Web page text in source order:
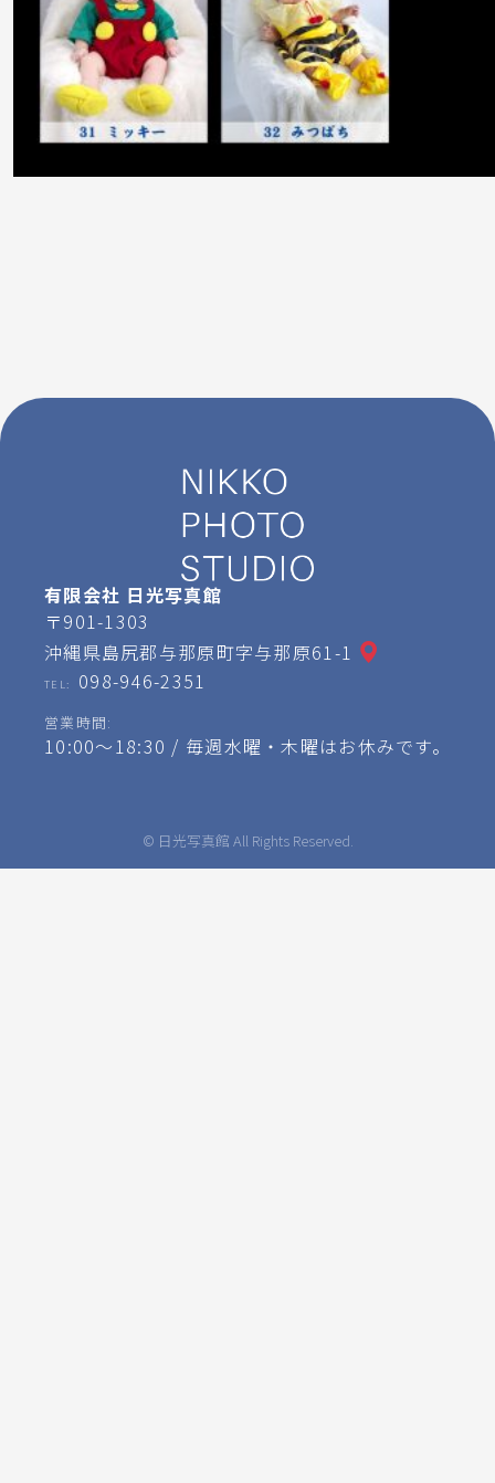
有限会社 日光写真館
〒901-1303
沖縄県島尻郡与那原町字与那原61-1
TEL: 098-946-2351
営業時間:
10:00～18:30 / 毎週水曜・木曜はお休みです。
© 日光写真館 All Rights Reserved.